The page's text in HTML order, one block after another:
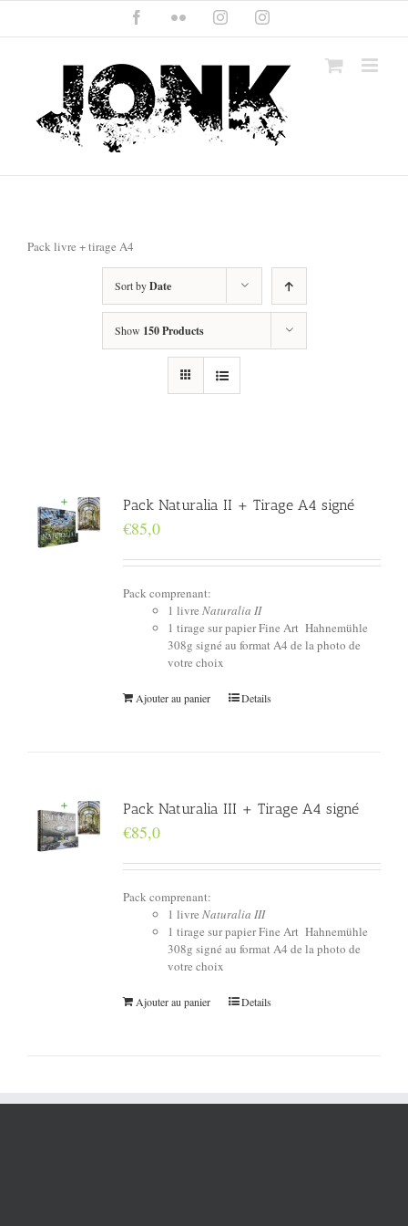
content
FacebookFlickr InstagramInstagram
Pack livre + tirage A4
Sort byDate
Show 150 Products
Pack Naturalia II + Tirage A4 signé
€85,0
Pack comprenant:
1 livre Naturalia II
1 tirage sur papier Fine Art Hahnemühle
308g signé au format A4 de la photo de
votre choix
Ajouter au panier Details
Pack Naturalia III + Tirage A4 signé
€85,0
Pack comprenant:
1 livre Naturalia III
1 tirage sur papier Fine Art Hahnemühle
308g signé au format A4 de la photo de
votre choix
Ajouter au panier Details